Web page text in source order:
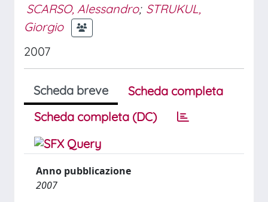
SCARSO, Alessandro; STRUKUL,
Giorgio
2007
Scheda breve
Scheda completa
Scheda completa (DC)
Anno pubblicazione
2007